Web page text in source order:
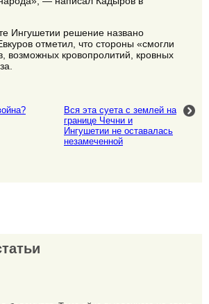
Ингушетии решение названо
отметил, что стороны «смогли
возможных кровопролитий, кровных
Вся эта суета с землей на
границе Чечни и
Ингушетии не оставалась
незамеченной